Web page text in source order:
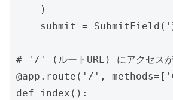
    )
submit = SubmitField('
# '/' (ルートURL) にアクセスが
@app.route('/',
def index():